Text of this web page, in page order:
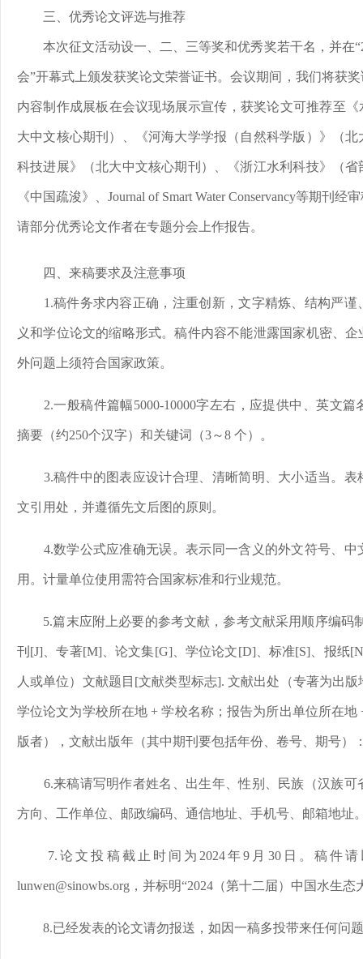
三、优秀论文评选与推荐
本次征文活动设一、二、三等奖和优秀奖若干名，并在
会”开幕式上颁发获奖论文荣誉证书。会议期间，我们将获
内容制作成展板在会议现场展示宣传，获奖论文可推荐至
大中文核心期刊）、《河海大学学报（自然科学版）》（
科技进展》（北大中文核心期刊）、《浙江水利科技》（
《中国疏浚》、Journal of Smart Water Conservancy等期刊
请部分优秀论文作者在专题分会上作报告。
四、来稿要求及注意事项
1.稿件务求内容正确，注重创新，文字精炼、结构严
义和学位论文的缩略形式。稿件内容不能泄露国家机密、
外问题上须符合国家政策。
2.一般稿件篇幅5000-10000字左右，应提供中、英文
摘要（约250个汉字）和关键词（3～8 个）。
3.稿件中的图表应设计合理、清晰简明、大小适当。
文引用处，并遵循先文后图的原则。
4.数学公式应准确无误。表示同一含义的外文符号、
用。计量单位使用需符合国家标准和行业规范。
5.篇末应附上必要的参考文献，参考文献采用顺序编码
刊[J]、专著[M]、论文集[G]、学位论文[D]、标准[S]、报纸
人或单位）文献题目[文献类型标志]. 文献出处（专著为出
学位论文为学校所在地 + 学校名称；报告为所出单位所在
版者），文献出版年（其中期刊要包括年份、卷号、期号）
6.来稿请写明作者姓名、出生年、性别、民族（汉族
方向、工作单位、邮政编码、通信地址、手机号、邮箱地址
7.论文投稿截止时间为2024年9月30日。稿件
lunwen@sinowbs.org，并标明“2024（第十二届）中国水生态
8.已经发表的论文请勿报送，如因一稿多投带来任何问